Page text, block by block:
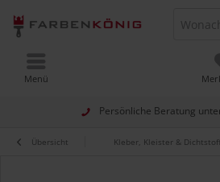
Persönliche Beratung
Menü
Übersicht Kleber, Kleister &